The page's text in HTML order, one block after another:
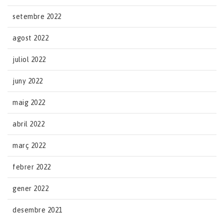
setembre 2022
agost 2022
juliol 2022
juny 2022
maig 2022
abril 2022
març 2022
febrer 2022
gener 2022
desembre 2021